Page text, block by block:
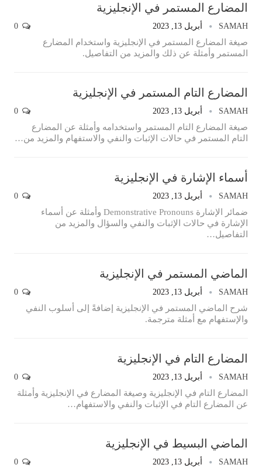
المضارع المستمر في الإنجليزية
SAMAH أبريل 13, 2023
صيغة المضارع المستمر في الإنجليزية واستخدام المضارع
المستمر وأمثلة عن ذلك والمزيد من التفاصيل.
المضارع التام المستمر في الإنجليزية
SAMAH أبريل 13, 2023
صيغة المضارع التام المستمر واستخدامه وأمثلة عن المضارع
التام المستمر في حالات الإثبات والنفي والاستفهام والمزيد من…
أسماء الإشارة في الإنجليزية
SAMAH أبريل 13, 2023
ضمائر الإشارة Demonstrative Pronouns وأمثلة عن أسماء
الإشارة في حالات الإثبات والنفي والسؤال والمزيد من
التفاصيل…
الماضي المستمر في الإنجليزية
SAMAH أبريل 13, 2023
شرح الماضي المستمر في الإنجليزية إضافةً إلى أسلوب النفي
والإستفهام مع أمثلة مترجمة.
المضارع التام في الإنجليزية
SAMAH أبريل 13, 2023
المضارع التام في الإنجليزية وصيغة المضارع في الإنجليزية وأمثلة
عن المضارع التام في الإثبات والنفي والاستفهام…
الماضي البسيط في الإنجليزية
SAMAH أبريل 13, 2023